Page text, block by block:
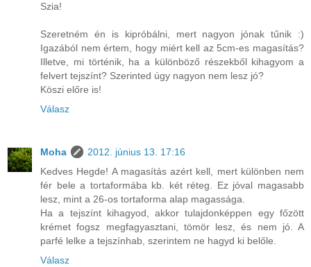
Szia!
Szeretném én is kipróbálni, mert nagyon jónak tűnik :)
Igazából nem értem, hogy miért kell az 5cm-es magasítás?
Illetve, mi történik, ha a különböző részekből kihagyom a
felvert tejszínt? Szerinted úgy nagyon nem lesz jó?
Köszi előre is!
Válasz
Moha
2012. június 13. 17:16
Kedves Hegde! A magasítás azért kell, mert különben nem
fér bele a tortaformába kb. két réteg. Ez jóval magasabb
lesz, mint a 26-os tortaforma alap magassága.
Ha a tejszínt kihagyod, akkor tulajdonképpen egy főzött
krémet fogsz megfagyasztani, tömör lesz, és nem jó. A
parfé lelke a tejszínhab, szerintem ne hagyd ki belőle.
Válasz